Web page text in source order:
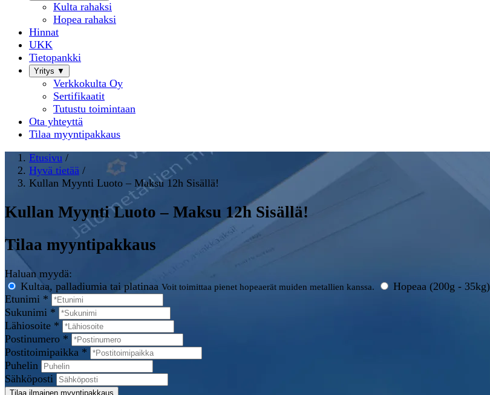
Kulta rahaksi
Hopea rahaksi
Hinnat
UKK
Tietopankki
Yritys ▼
Verkkokulta Oy
Sertifikaatit
Tutustu toimintaan
Ota yhteyttä
Tilaa myyntipakkaus
Etusivu /
Hyvä tietää /
Kullan Myynti Luoto – Maksu 12h Sisällä!
Kullan Myynti Luoto – Maksu 12h Sisällä!
Tilaa myyntipakkaus
Haluan myydä:
Kultaa, palladiumia tai platinaa Voit toimittaa pienet hopeaerät muiden metallien kanssa. Hopeaa (200g - 35kg)
Etunimi *
Sukunimi *
Lähiosoite *
Postinumero *
Postitoimipaikka *
Puhelin
Sähköposti
Tilaa ilmainen myyntipakkaus